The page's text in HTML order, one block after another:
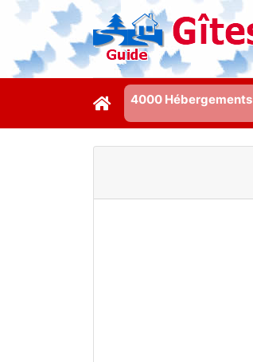
4000 Hébergements